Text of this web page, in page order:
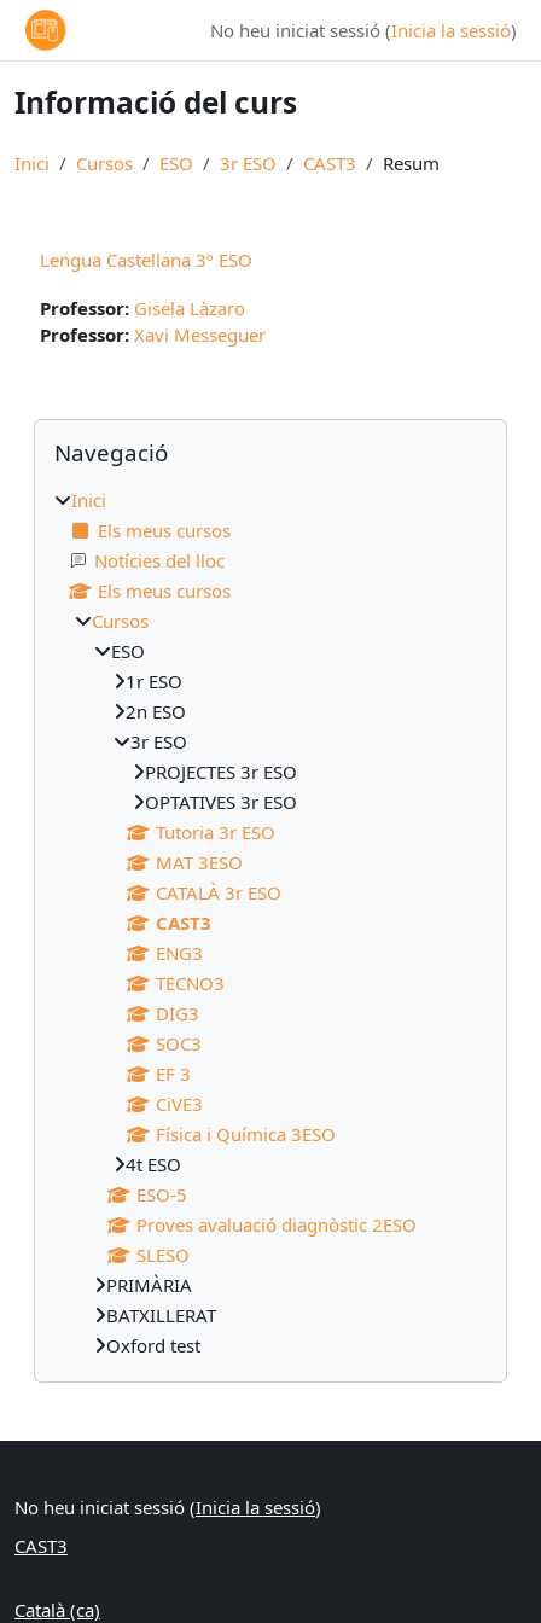
Ves al contingut principal
No heu iniciat sessió (Inicia la sessió)
Informació del curs
Inici Cursos ESO 3r ESO CAST3 Resum
Lengua Castellana 3º ESO
Professor: Gisela Làzaro
Professor: Xavi Messeguer
Blocs
Omet Navegació
Navegació
Inici
Els meus cursos
Notícies del lloc
Els meus cursos
Cursos
ESO
1r ESO
2n ESO
3r ESO
PROJECTES 3r ESO
OPTATIVES 3r ESO
Tutoria 3r ESO
MAT 3ESO
CATALÀ 3r ESO
CAST3
ENG3
TECNO3
DIG3
SOC3
EF 3
CiVE3
Física i Química 3ESO
4t ESO
ESO-5
Proves avaluació diagnòstic 2ESO
SLESO
PRIMÀRIA
BATXILLERAT
Oxford test
Blocs suplementaris
No heu iniciat sessió (Inicia la sessió)
CAST3
Català ‎(ca)‎